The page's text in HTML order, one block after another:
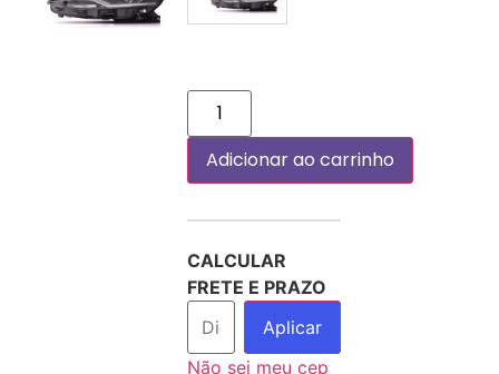
Adicionar ao carrinho
CALCULAR
FRETE E PRAZO
Aplicar
Não sei meu cep